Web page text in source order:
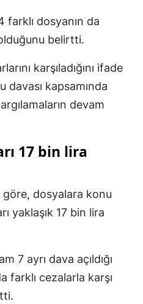
farklı dosyanın da
belirtti.
karşıladığını ifade
davası kapsamında
devam
17 bin lira
göre, dosyalara konu
yaklaşık 17 bin lira
7 ayrı dava açıldığı
farklı cezalarla karşı